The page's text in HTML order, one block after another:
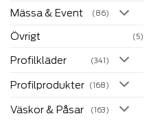
Mässa & Event (86)
Övrigt (5)
Profilkläder (341)
Profilprodukter (168)
Väskor & Påsar (163)